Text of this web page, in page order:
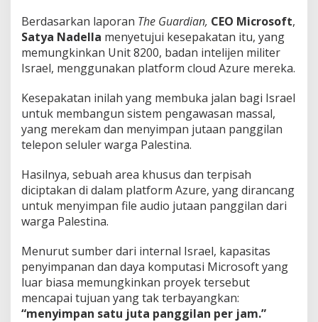
Berdasarkan laporan The Guardian, CEO Microsoft,
Satya Nadella menyetujui kesepakatan itu, yang
memungkinkan Unit 8200, badan intelijen militer
Israel, menggunakan platform cloud Azure mereka.
Kesepakatan inilah yang membuka jalan bagi Israel
untuk membangun sistem pengawasan massal,
yang merekam dan menyimpan jutaan panggilan
telepon seluler warga Palestina.
Hasilnya, sebuah area khusus dan terpisah
diciptakan di dalam platform Azure, yang dirancang
untuk menyimpan file audio jutaan panggilan dari
warga Palestina.
Menurut sumber dari internal Israel, kapasitas
penyimpanan dan daya komputasi Microsoft yang
luar biasa memungkinkan proyek tersebut
mencapai tujuan yang tak terbayangkan:
“menyimpan satu juta panggilan per jam.”